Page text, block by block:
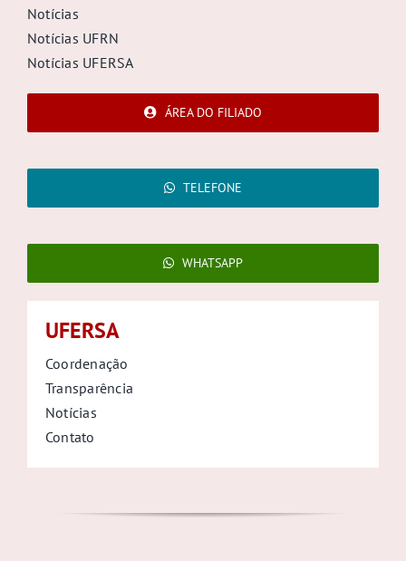
Notícias
Notícias UFRN
Notícias UFERSA
ÁREA DO FILIADO
TELEFONE
WHATSAPP
UFERSA
Coordenação
Transparência
Notícias
Contato